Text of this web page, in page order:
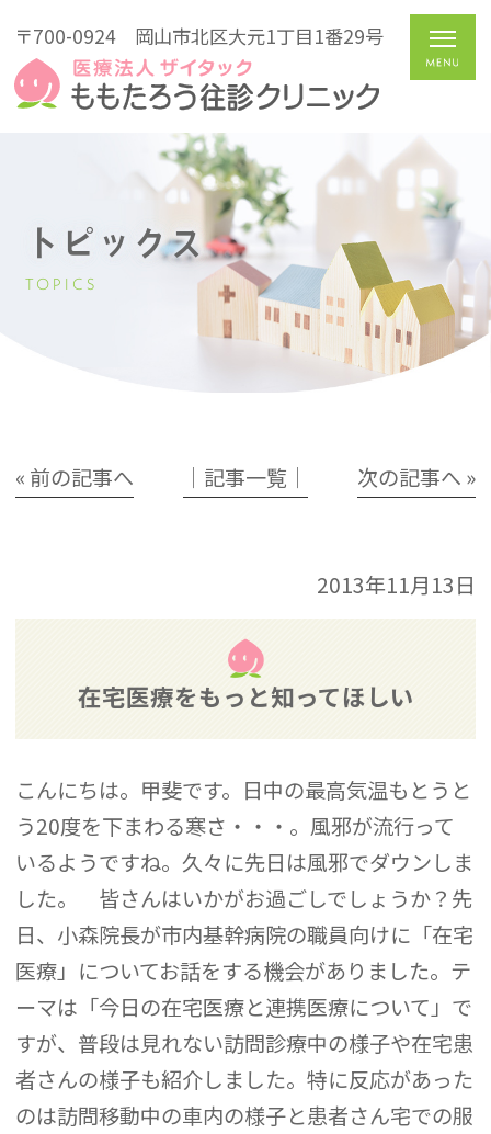
〒700-0924 岡山市北区大元1丁目1番29号
トピックス
TOPICS
« 前の記事へ │記事一覧│ 次の記事へ »
2013年11月13日
在宅医療をもっと知ってほしい
こんにちは。甲斐です。日中の最高気温もとうと
う20度を下まわる寒さ・・・。風邪が流行って
いるようですね。久々に先日は風邪でダウンしま
した。 皆さんはいかがお過ごしでしょうか？先
日、小森院長が市内基幹病院の職員向けに「在宅
医療」についてお話をする機会がありました。テ
ーマは「今日の在宅医療と連携医療について」で
すが、普段は見れない訪問診療中の様子や在宅患
者さんの様子も紹介しました。特に反応があった
のは訪問移動中の車内の様子と患者さん宅での服